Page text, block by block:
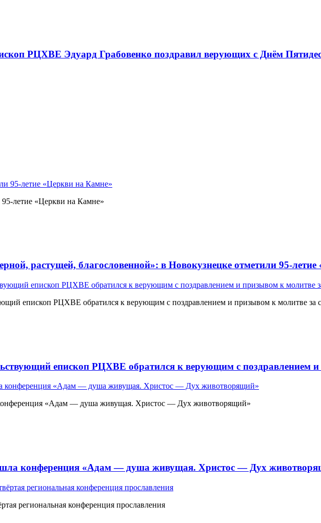
РЦХВЕ Эдуард Грабовенко поздравил верующих с Днём
летие «Церкви на Камне»
растущей, благословенной»: в Новокузнецке отметили 95-
епископ РЦХВЕ обратился к верующим с поздравлением и призывом к молитве за
епископ РЦХВЕ обратился к верующим с поздравлением
«Адам — душа живущая. Христос — Дух животворящий»
конференция «Адам — душа живущая. Христос — Дух
региональная конференция прославления